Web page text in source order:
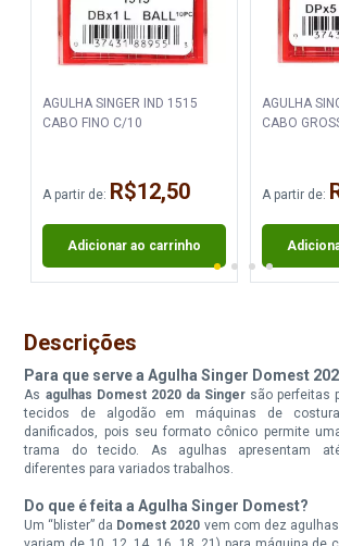
AGULHA SINGER IND 1515
CABO FINO C/10
A partir de: R$12,50
Adicionar ao carrinho
AGULHA
CABO
A partir de:
Descrições
Para que serve a Agulha Singer Domest
As agulhas Domest 2020 da Singersão perfeitas
tecidos de algodão em máquinas de
danificados, pois seu formato cônico permite
trama do tecido. As agulhas apresentam
diferentes para variados trabalhos.
Do que é feita a Agulha Singer Domest?
Um “blister” da Domest 2020 vem com dez